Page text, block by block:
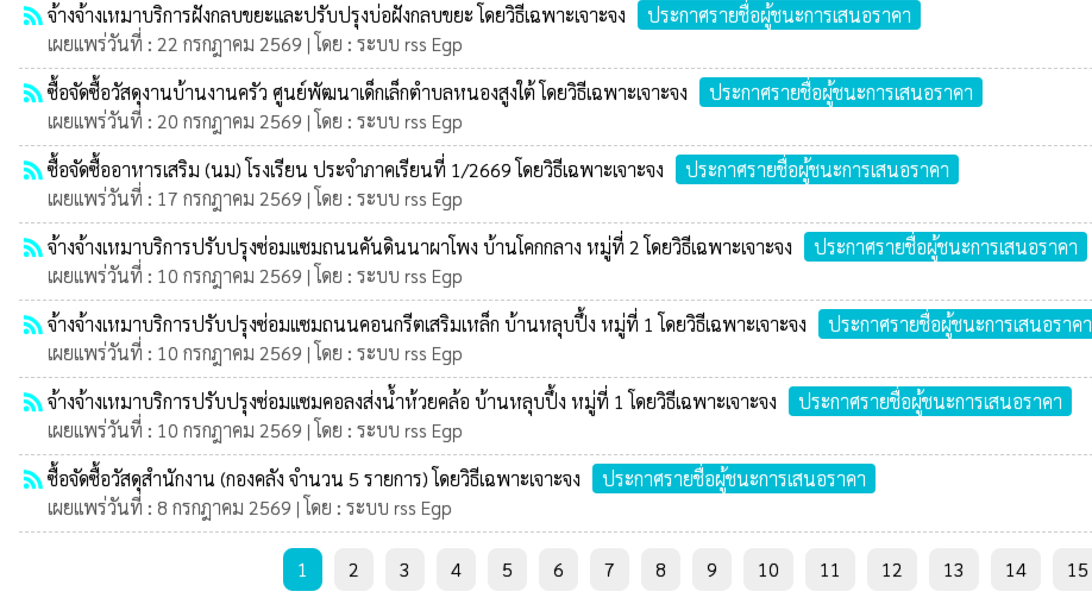
rss_feedจ้างจ้างเหมาบริการฝังกลบขยะและปรับปรุงบ่อฝังกลบขยะ โดยวิธีเฉพาะเจาะจง
ประกาศรายชื่อผู้ชนะการเสนอราคา
เผยแพร่วันที่ : 22 กรกฎาคม 2569 | โดย : ระบบ rss Egp
rss_feedซื้อจัดซื้อวัสดุงานบ้านงานครัว ศูนย์พัฒนาเด็กเล็กตำบลหนองสูงใต้ โดยวิธีเฉพาะเจาะจง
ประกาศรายชื่อผู้ชนะการเสนอราคา
เผยแพร่วันที่ : 20 กรกฎาคม 2569 | โดย : ระบบ rss Egp
rss_feedซื้อจัดซื้ออาหารเสริม (นม) โรงเรียน ประจำภาคเรียนที่ 1/2669 โดยวิธีเฉพาะเจาะจง
ประกาศรายชื่อผู้ชนะการเสนอราคา
เผยแพร่วันที่ : 17 กรกฎาคม 2569 | โดย : ระบบ rss Egp
rss_feedจ้างจ้างเหมาบริการปรับปรุงซ่อมแซมถนนคันดินนาผาโพง บ้านโคกกลาง หมู่ที่ 2 โดยวิธีเฉพาะเจาะจง
ประกาศรายชื่อผู้ชนะการเสนอราคา
เผยแพร่วันที่ : 10 กรกฎาคม 2569 | โดย : ระบบ rss Egp
rss_feedจ้างจ้างเหมาบริการปรับปรุงซ่อมแซมถนนคอนกรีตเสริมเหล็ก บ้านหลุบปึ้ง หมู่ที่ 1 โดยวิธีเฉพาะเจาะจง
ประกาศรายชื่อผู้ชนะการเสนอราคา
เผยแพร่วันที่ : 10 กรกฎาคม 2569 | โดย : ระบบ rss Egp
rss_feedจ้างจ้างเหมาบริการปรับปรุงซ่อมแซมคอลงส่งน้ำห้วยคล้อ บ้านหลุบปึ้ง หมู่ที่ 1 โดยวิธีเฉพาะเจาะจง
ประกาศรายชื่อผู้ชนะการเสนอราคา
เผยแพร่วันที่ : 10 กรกฎาคม 2569 | โดย : ระบบ rss Egp
rss_feedซื้อจัดซื้อวัสดุสำนักงาน (กองคลัง จำนวน 5 รายการ) โดยวิธีเฉพาะเจาะจง
ประกาศรายชื่อผู้ชนะการเสนอราคา
เผยแพร่วันที่ : 8 กรกฎาคม 2569 | โดย : ระบบ rss Egp
1 2 3 4 5 6 7 8 9 10 11 12 13 14 15